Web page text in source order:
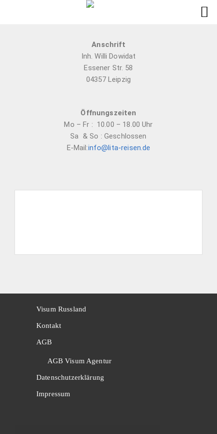
Anschrift
Inh. Willi Dowidat
Essener Str. 58
04357 Leipzig
Öffnungszeiten
Mo – Fr : 10.00 – 18.00 Uhr
Sa & So : Geschlossen
E-Mail:info@lita-reisen.de
Visum Russland
Kontakt
AGB
AGB Visum Agentur
Datenschutzerklärung
Impressum